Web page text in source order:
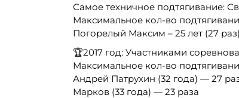
Самое техничное подтягивание:
Максимальное кол-во
Погорелый Максим – 25 лет (27
🏆2017 год: Участниками
Максимальное кол-во
Андрей Патрухин (32 года) — 27
Марков (33 года) — 23 раза